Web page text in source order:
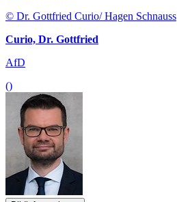
© Dr. Gottfried Curio/ Hagen Schnauss
Curio, Dr. Gottfried
AfD
()